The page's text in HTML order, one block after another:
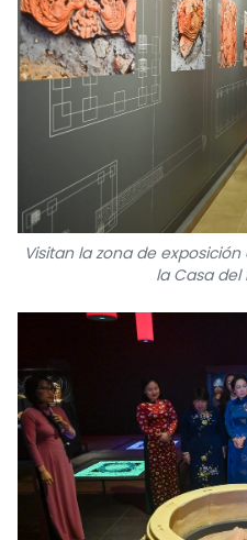
Visitan la zona de
la Casa del